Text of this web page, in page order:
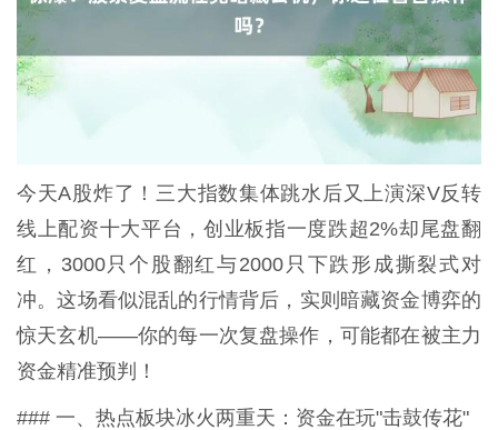
今天A股炸了！三大指数集体跳水后又上演深V反转
线上配资十大平台，创业板指一度跌超2%却尾盘翻
红，3000只个股翻红与2000只下跌形成撕裂式对
冲。这场看似混乱的行情背后，实则暗藏资金博弈的
惊天玄机——你的每一次复盘操作，可能都在被主力
资金精准预判！
### 一、热点板块冰火两重天：资金在玩"击鼓传花"